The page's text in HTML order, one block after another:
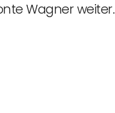
Wagner weiter.